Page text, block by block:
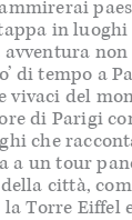
in
non
di tempo a
vivaci del
di Parigi
che
a un tour
città,
la Torre Eiffel